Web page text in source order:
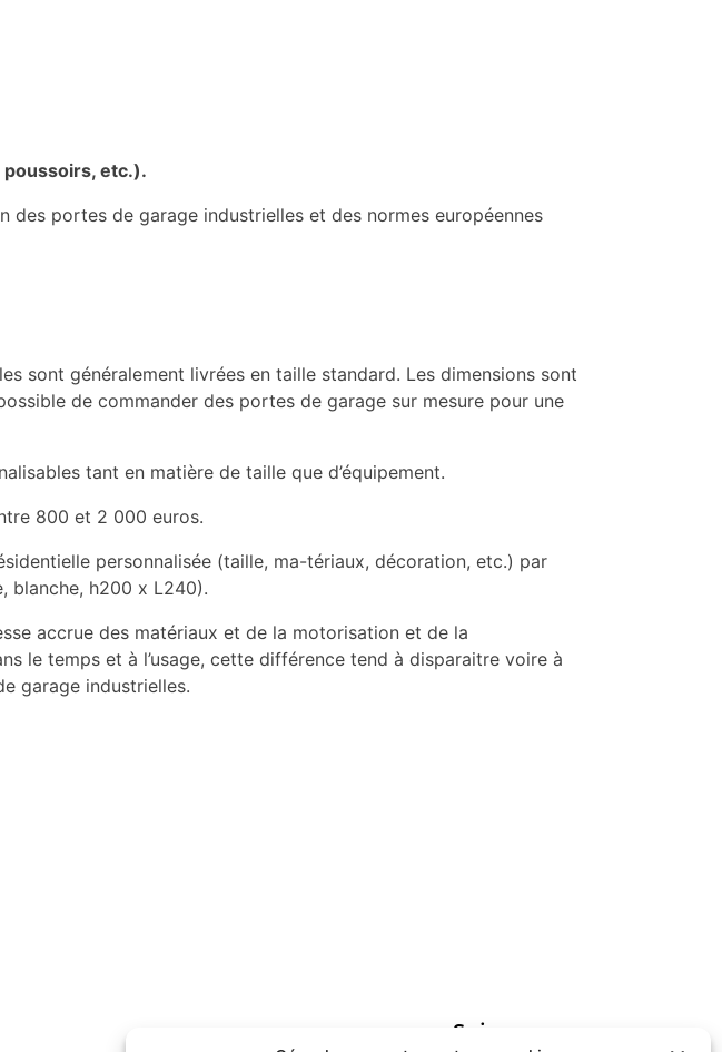
etc.).
des portes de garage industrielles et des normes européennes
sont généralement livrées en taille standard. Les dimensions sont
de commander des portes de garage sur mesure pour une
tant en matière de taille que d’équipement.
800 et 2 000 euros.
personnalisée (taille, ma-tériaux, décoration, etc.) par
blanche, h200 x L240).
accrue des matériaux et de la motorisation et de la
le temps et à l’usage, cette différence tend à disparaitre voire à
garage industrielles.
Suivez-nous